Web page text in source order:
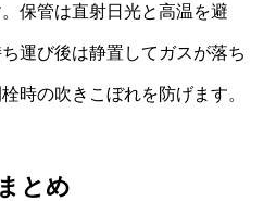
保管は直射日光と高温を避
運び後は静置してガスが落ち
時の吹きこぼれを防げます。
まとめ